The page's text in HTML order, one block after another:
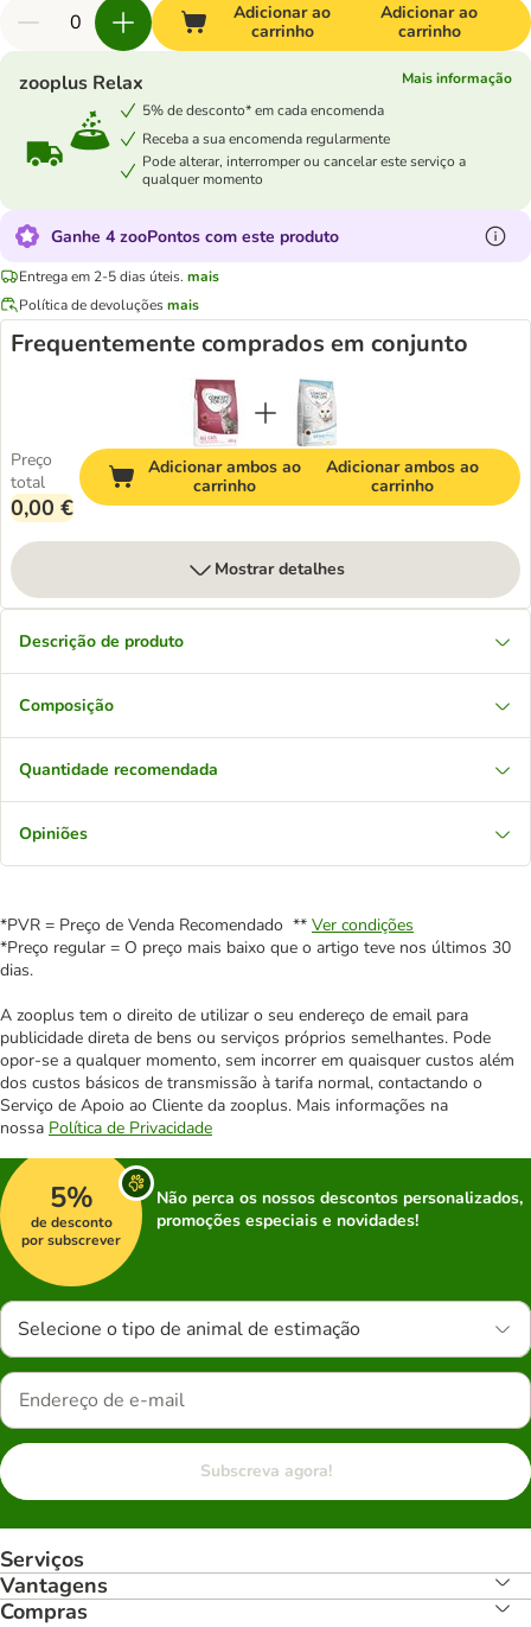
Adicionar ao
carrinho
Adicionar ao
carrinho
zooplus Relax
Mais informação
5% de desconto* em cada encomenda
Receba a sua encomenda regularmente
Pode alterar, interromper ou cancelar este serviço a
qualquer momento
Ganhe 4 zooPontos com este produto
Entrega em 2-5 dias úteis. mais
Política de devoluçõesmais
Frequentemente comprados em conjunto
Preço
total
0,00 €
Adicionar ambos ao
carrinho
Adicionar ambos ao
carrinho
Mostrar detalhes
Descrição de produto
Composição
Quantidade recomendada
Opiniões
*PVR = Preço de Venda Recomendado ** Ver condições
*Preço regular = O preço mais baixo que o artigo teve nos últimos 30
dias.
A zooplus tem o direito de utilizar o seu endereço de email para
publicidade direta de bens ou serviços próprios semelhantes. Pode
opor-se a qualquer momento, sem incorrer em quaisquer custos além
dos custos básicos de transmissão à tarifa normal, contactando o
Serviço de Apoio ao Cliente da zooplus. Mais informações na
nossa Política de Privacidade
5%
de desconto
por subscrever
Não perca os nossos descontos personalizados,
promoções especiais e novidades!
Selecione o tipo de animal de estimação
Subscreva agora!
Serviços
Vantagens
Compras